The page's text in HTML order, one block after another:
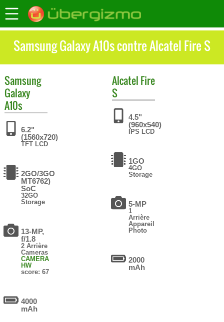
Samsung Galaxy A10s contre Alcatel Fire S
Samsung
Galaxy
A10s
6.2"
(1560x720)
TFT LCD
2GO/3GO
MT6762)
SoC
32GO
Storage
13-MP,
f/1.8
2 Arrière
Cameras
CAMERA
HW
score: 67
4000
mAh
Alcatel Fire
S
4.5"
(960x540)
IPS LCD
1GO
4GO
Storage
5-MP
1
Arrière
Appareil
Photo
2000
mAh